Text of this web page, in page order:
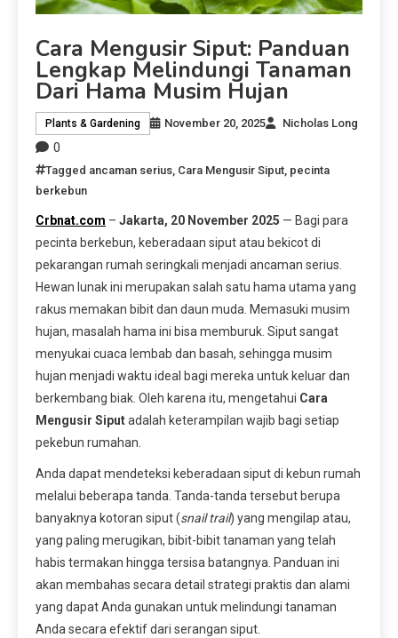
Cara Mengusir Siput: Panduan
Lengkap Melindungi Tanaman
Dari Hama Musim Hujan
Plants & Gardening November 20, 2025 Nicholas Long
0
Tagged ancaman serius Cara Mengusir Siput pecinta
berkebun
Crbnat.com – Jakarta, 20 November 2025 — Bagi para
pecinta berkebun, keberadaan siput atau bekicot di
pekarangan rumah seringkali menjadi ancaman serius.
Hewan lunak ini merupakan salah satu hama utama yang
rakus memakan bibit dan daun muda. Memasuki musim
hujan, masalah hama ini bisa memburuk. Siput sangat
menyukai cuaca lembab dan basah, sehingga musim
hujan menjadi waktu ideal bagi mereka untuk keluar dan
berkembang biak. Oleh karena itu, mengetahui Cara
Mengusir Siputadalah keterampilan wajib bagi setiap
pekebun rumahan.
Anda dapat mendeteksi keberadaan siput di kebun rumah
melalui beberapa tanda. Tanda-tanda tersebut berupa
banyaknya kotoran siput (snail trail) yang mengilap atau,
yang paling merugikan, bibit-bibit tanaman yang telah
habis termakan hingga tersisa batangnya. Panduan ini
akan membahas secara detail strategi praktis dan alami
yang dapat Anda gunakan untuk melindungi tanaman
Anda secara efektif dari serangan siput.